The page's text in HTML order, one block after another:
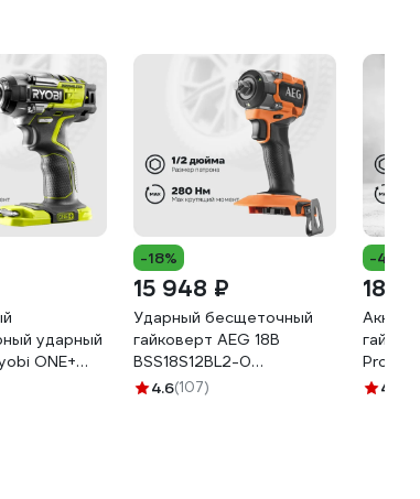
ударный
ONE+
-18%
15 948 ₽
Ударный бесщеточный
гайковерт AEG 18В
BSS18S12BL2-0
4935480060
4.6(107)
-45%
18
4.6